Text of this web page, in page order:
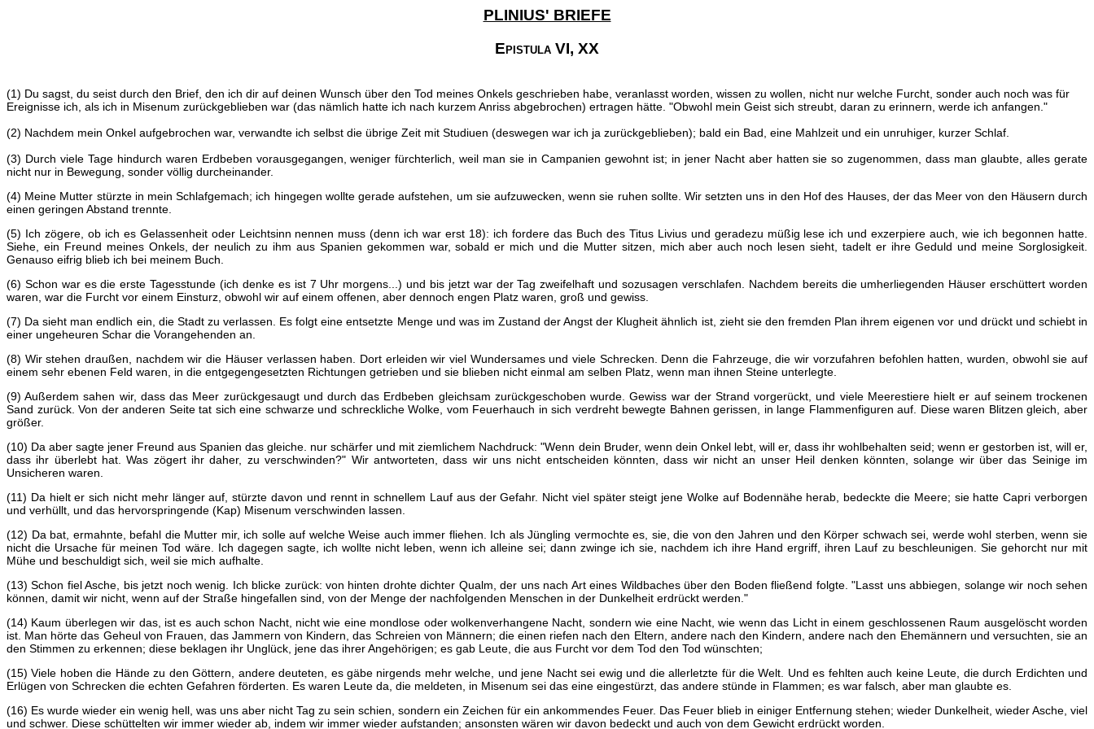
PLINIUS' BRIEFE
Epistula VI, XX
(1) Du sagst, du seist durch den Brief, den ich dir auf deinen Wunsch über den Tod meines Onkels geschrieben habe, veranlasst worden, wissen zu wollen, nicht nur welche Furcht, sonder auch noch was für
Ereignisse ich, als ich in Misenum zurückgeblieben war (das nämlich hatte ich nach kurzem Anriss abgebrochen) ertragen hätte. "Obwohl mein Geist sich streubt, daran zu erinnern, werde ich anfangen."
(2) Nachdem mein Onkel aufgebrochen war, verwandte ich selbst die übrige Zeit mit Studiuen (deswegen war ich ja zurückgeblieben); bald ein Bad, eine Mahlzeit und ein unruhiger, kurzer Schlaf.
(3) Durch viele Tage hindurch waren Erdbeben vorausgegangen, weniger fürchterlich, weil man sie in Campanien gewohnt ist; in jener Nacht aber hatten sie so zugenommen, dass man glaubte, alles gerate
nicht nur in Bewegung, sonder völlig durcheinander.
(4) Meine Mutter stürzte in mein Schlafgemach; ich hingegen wollte gerade aufstehen, um sie aufzuwecken, wenn sie ruhen sollte. Wir setzten uns in den Hof des Hauses, der das Meer von den Häusern durch
einen geringen Abstand trennte.
(5) Ich zögere, ob ich es Gelassenheit oder Leichtsinn nennen muss (denn ich war erst 18): ich fordere das Buch des Titus Livius und geradezu müßig lese ich und exzerpiere auch, wie ich begonnen hatte.
Siehe, ein Freund meines Onkels, der neulich zu ihm aus Spanien gekommen war, sobald er mich und die Mutter sitzen, mich aber auch noch lesen sieht, tadelt er ihre Geduld und meine Sorglosigkeit.
Genauso eifrig blieb ich bei meinem Buch.
(6) Schon war es die erste Tagesstunde (ich denke es ist 7 Uhr morgens...) und bis jetzt war der Tag zweifelhaft und sozusagen verschlafen. Nachdem bereits die umherliegenden Häuser erschüttert worden
waren, war die Furcht vor einem Einsturz, obwohl wir auf einem offenen, aber dennoch engen Platz waren, groß und gewiss.
(7) Da sieht man endlich ein, die Stadt zu verlassen. Es folgt eine entsetzte Menge und was im Zustand der Angst der Klugheit ähnlich ist, zieht sie den fremden Plan ihrem eigenen vor und drückt und schiebt in
einer ungeheuren Schar die Vorangehenden an.
(8) Wir stehen draußen, nachdem wir die Häuser verlassen haben. Dort erleiden wir viel Wundersames und viele Schrecken. Denn die Fahrzeuge, die wir vorzufahren befohlen hatten, wurden, obwohl sie auf
einem sehr ebenen Feld waren, in die entgegengesetzten Richtungen getrieben und sie blieben nicht einmal am selben Platz, wenn man ihnen Steine unterlegte.
(9) Außerdem sahen wir, dass das Meer zurückgesaugt und durch das Erdbeben gleichsam zurückgeschoben wurde. Gewiss war der Strand vorgerückt, und viele Meerestiere hielt er auf seinem trockenen
Sand zurück. Von der anderen Seite tat sich eine schwarze und schreckliche Wolke, vom Feuerhauch in sich verdreht bewegte Bahnen gerissen, in lange Flammenfiguren auf. Diese waren Blitzen gleich, aber
größer.
(10) Da aber sagte jener Freund aus Spanien das gleiche. nur schärfer und mit ziemlichem Nachdruck: "Wenn dein Bruder, wenn dein Onkel lebt, will er, dass ihr wohlbehalten seid; wenn er gestorben ist, will er,
dass ihr überlebt hat. Was zögert ihr daher, zu verschwinden?" Wir antworteten, dass wir uns nicht entscheiden könnten, dass wir nicht an unser Heil denken könnten, solange wir über das Seinige im
Unsicheren waren.
(11) Da hielt er sich nicht mehr länger auf, stürzte davon und rennt in schnellem Lauf aus der Gefahr. Nicht viel später steigt jene Wolke auf Bodennähe herab, bedeckte die Meere; sie hatte Capri verborgen
und verhüllt, und das hervorspringende (Kap) Misenum verschwinden lassen.
(12) Da bat, ermahnte, befahl die Mutter mir, ich solle auf welche Weise auch immer fliehen. Ich als Jüngling vermochte es, sie, die von den Jahren und den Körper schwach sei, werde wohl sterben, wenn sie
nicht die Ursache für meinen Tod wäre. Ich dagegen sagte, ich wollte nicht leben, wenn ich alleine sei; dann zwinge ich sie, nachdem ich ihre Hand ergriff, ihren Lauf zu beschleunigen. Sie gehorcht nur mit
Mühe und beschuldigt sich, weil sie mich aufhalte.
(13) Schon fiel Asche, bis jetzt noch wenig. Ich blicke zurück: von hinten drohte dichter Qualm, der uns nach Art eines Wildbaches über den Boden fließend folgte. "Lasst uns abbiegen, solange wir noch sehen
können, damit wir nicht, wenn auf der Straße hingefallen sind, von der Menge der nachfolgenden Menschen in der Dunkelheit erdrückt werden."
(14) Kaum überlegen wir das, ist es auch schon Nacht, nicht wie eine mondlose oder wolkenverhangene Nacht, sondern wie eine Nacht, wie wenn das Licht in einem geschlossenen Raum ausgelöscht worden
ist. Man hörte das Geheul von Frauen, das Jammern von Kindern, das Schreien von Männern; die einen riefen nach den Eltern, andere nach den Kindern, andere nach den Ehemännern und versuchten, sie an
den Stimmen zu erkennen; diese beklagen ihr Unglück, jene das ihrer Angehörigen; es gab Leute, die aus Furcht vor dem Tod den Tod wünschten;
(15) Viele hoben die Hände zu den Göttern, andere deuteten, es gäbe nirgends mehr welche, und jene Nacht sei ewig und die allerletzte für die Welt. Und es fehlten auch keine Leute, die durch Erdichten und
Erlügen von Schrecken die echten Gefahren förderten. Es waren Leute da, die meldeten, in Misenum sei das eine eingestürzt, das andere stünde in Flammen; es war falsch, aber man glaubte es.
(16) Es wurde wieder ein wenig hell, was uns aber nicht Tag zu sein schien, sondern ein Zeichen für ein ankommendes Feuer. Das Feuer blieb in einiger Entfernung stehen; wieder Dunkelheit, wieder Asche, viel
und schwer. Diese schüttelten wir immer wieder ab, indem wir immer wieder aufstanden; ansonsten wären wir davon bedeckt und auch von dem Gewicht erdrückt worden.